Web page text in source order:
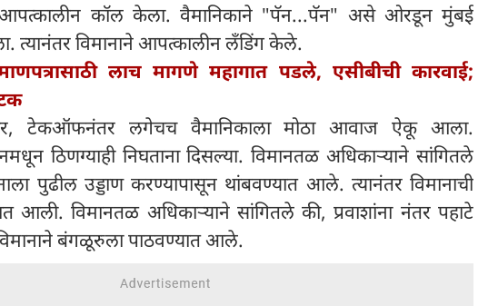
आपत्कालीन कॉल केला. वैमानिकाने "पॅन...पॅन" असे ओरडून मुंबई
त्यानंतर विमानाने आपत्कालीन लँडिंग केले.
लाच मागणे महागात पडले, एसीबीची कारवाई;
टेकऑफनंतर लगेचच वैमानिकाला मोठा आवाज ऐकू आला.
ठिणग्याही निघताना दिसल्या. विमानतळ अधिकाऱ्याने सांगितले
पुढील उड्डाण करण्यापासून थांबवण्यात आले. त्यानंतर विमानाची
आली. विमानतळ अधिकाऱ्याने सांगितले की, प्रवाशांना नंतर पहाटे
बंगळूरुला पाठवण्यात आले.